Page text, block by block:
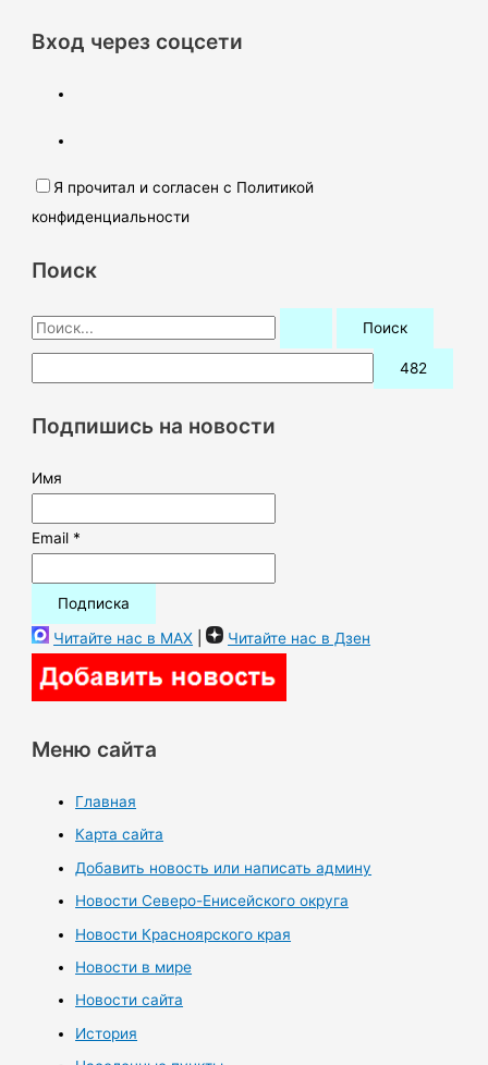
Вход через соцсети
Я прочитал и согласен с Политикой
конфиденциальности
Поиск
П
о
и
кПодпишись на новости
Имя
Email *
Читайте нас в MAX | Читайте нас в Дзен
Меню сайта
Главная
Карта сайта
Добавить новость или написать админу
Новости Северо-Енисейского округа
Новости Красноярского края
Новости в мире
Новости сайта
История